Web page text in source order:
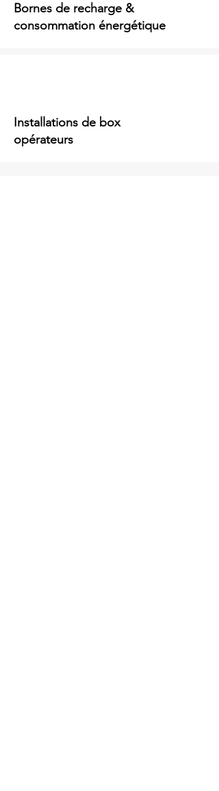
Bornes de recharge &
consommation énergétique
Installations de box
opérateurs